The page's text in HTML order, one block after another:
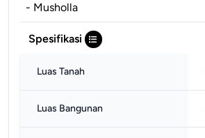
- Musholla
Spesifikasi
Luas Tanah
Luas Bangunan